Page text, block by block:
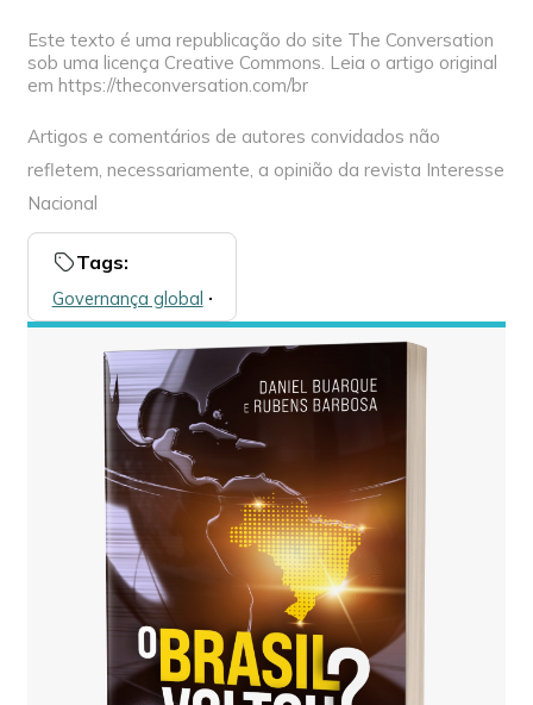
Este texto é uma republicação do site The Conversation
sob uma licença Creative Commons. Leia o artigo original
em https://theconversation.com/br
Artigos e comentários de autores convidados não
refletem, necessariamente, a opinião da revista Interesse
Nacional
Tags:
Governança global 🞌